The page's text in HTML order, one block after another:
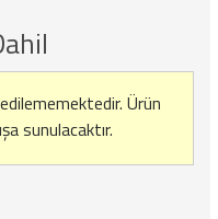
Ürün
sunulacaktır.